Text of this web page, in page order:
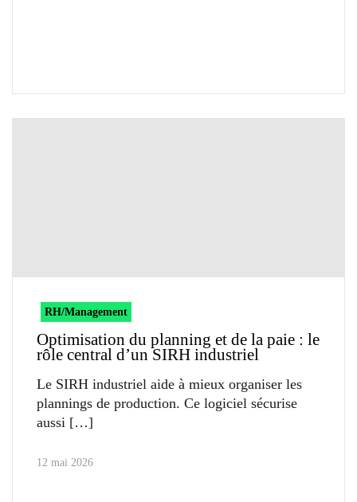
RH/Management
Optimisation du planning et de la paie : le
rôle central d’un SIRH industriel
Le SIRH industriel aide à mieux organiser les
plannings de production. Ce logiciel sécurise
aussi
12 mai 2026